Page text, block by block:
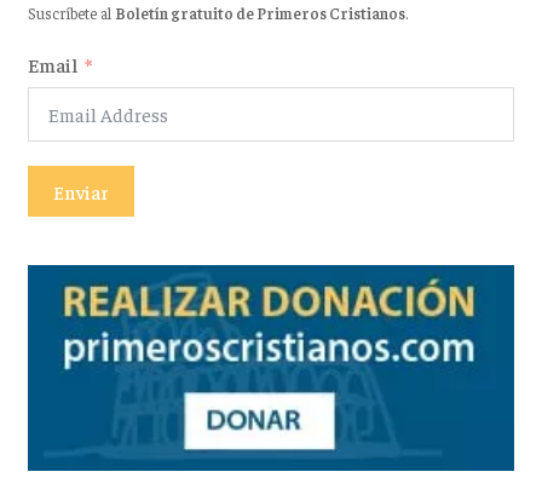
Suscríbete al Boletín gratuito de Primeros Cristianos.
Email
Enviar